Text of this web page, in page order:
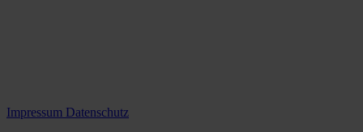
Impressum Datenschutz